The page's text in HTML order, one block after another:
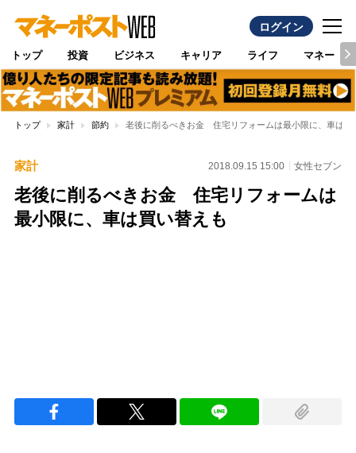
ログイン
トップ 投資 ビジネス キャリア ライフ マネー
トップ 家計 節約 老後に削るべきお金 住宅リフォームは最小限に、車は買
家計 2018.09.15 15:00 女性セブン
老後に削るべきお金 住宅リフォームは
最小限に、車は買い替えも